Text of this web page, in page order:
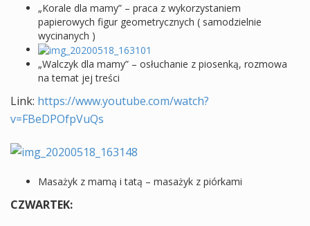
„Korale dla mamy” – praca z wykorzystaniem
papierowych figur geometrycznych ( samodzielnie
wycinanych )
„Walczyk dla mamy” – osłuchanie z piosenką, rozmowa
na temat jej treści
Link: https://www.youtube.com/watch?
v=FBeDPOfpVuQs
Masażyk z mamą i tatą – masażyk z piórkami
CZWARTEK: